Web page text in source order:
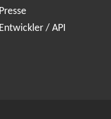
Presse
Entwickler / API